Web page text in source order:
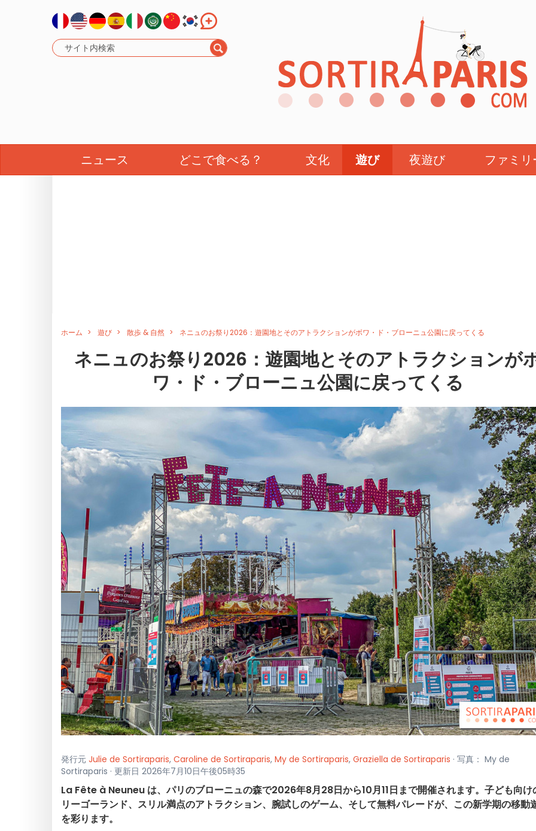
ニュース どこで食べる？ 文化 遊び 夜遊び ファミリ
ホーム 遊び 散歩 & 自然 ネニュのお祭り2026：遊園地とそのアトラクションがボワ・ド・ブローニュ公園に戻ってくる
ネニュのお祭り2026：遊園地とそのアトラクションが
ワ・ド・ブローニュ公園に戻ってくる
発行元 Julie de Sortiraparis, Caroline de Sortiraparis, My de Sortiraparis, Graziella de Sortiraparis · 写真： My de
Sortiraparis · 更新日 2026年7月10日午後05時35
La Fête à Neuneu は、パリのブローニュの森で2026年8月28日から10月11日まで開催されます。子ども向け
リーゴーランド、スリル満点のアトラクション、腕試しのゲーム、そして無料パレードが、この新学期の移動
を彩ります。